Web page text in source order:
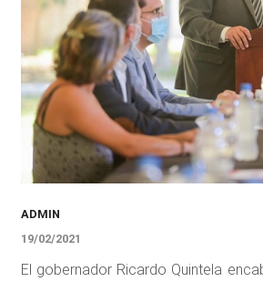
ADMIN
19/02/2021
El gobernador Ricardo Quintela